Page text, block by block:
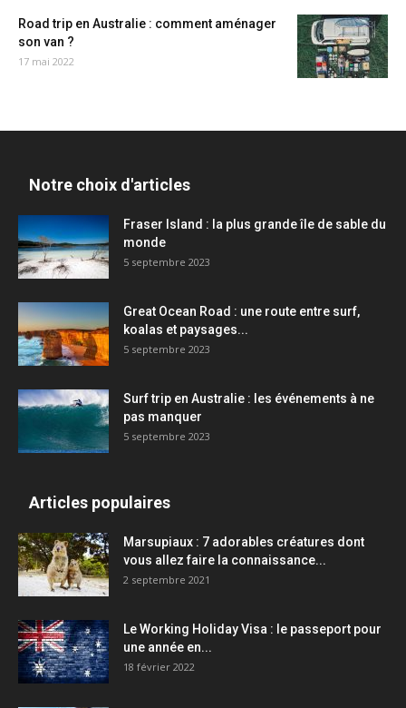
Road trip en Australie : comment aménager
son van ?
17 mai 2022
Notre choix d'articles
Fraser Island : la plus grande île de sable du
monde
5 septembre 2023
Great Ocean Road : une route entre surf,
koalas et paysages...
5 septembre 2023
Surf trip en Australie : les événements à ne
pas manquer
5 septembre 2023
Articles populaires
Marsupiaux : 7 adorables créatures dont
vous allez faire la connaissance...
2 septembre 2021
Le Working Holiday Visa : le passeport pour
une année en...
18 février 2022